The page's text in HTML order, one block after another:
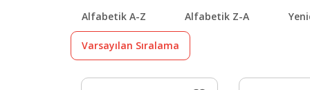
Alfabetik A-Z Alfabetik Z-A
Varsayılan Sıralama